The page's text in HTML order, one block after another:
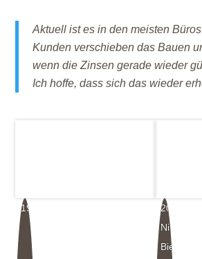
Aktuell ist es in den meisten
Kunden verschieben das Bauen
wenn die Zinsen gerade wieder
Ich hoffe, dass sich das wieder
19
20
Nikolaus
Bienefeld